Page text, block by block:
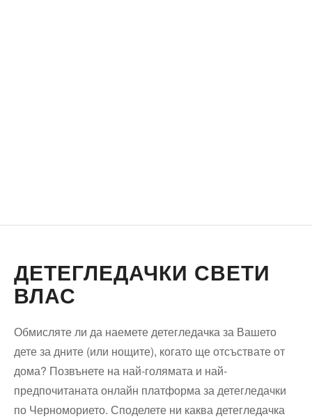
ДЕТЕГЛЕДАЧКИ СВЕТИ
ВЛАС
Обмисляте ли да наемете детегледачка за Вашето
дете за дните (или нощите), когато ще отсъствате от
дома? Позвънете на най-голямата и най-
предпочитаната онлайн платформа за детегледачки
по Черноморието. Споделете ни каква детегледачка